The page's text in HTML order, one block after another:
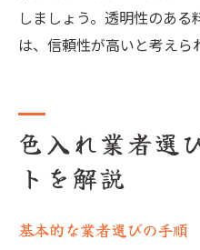
しましょう。透明性のあ
は、信頼性が高いと考えら
色入れ業者選
トを解説
基本的な業者選びの手順